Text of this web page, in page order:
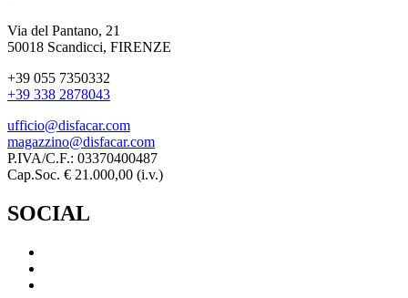
Via del Pantano, 21
50018 Scandicci, FIRENZE
+39 055 7350332
+39 338 2878043
ufficio@disfacar.com
magazzino@disfacar.com
P.IVA/C.F.: 03370400487
Cap.Soc. € 21.000,00 (i.v.)
SOCIAL